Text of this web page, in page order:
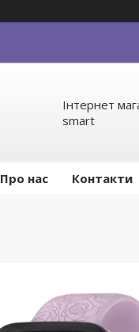
Інтернет
smart
Про нас Контакти